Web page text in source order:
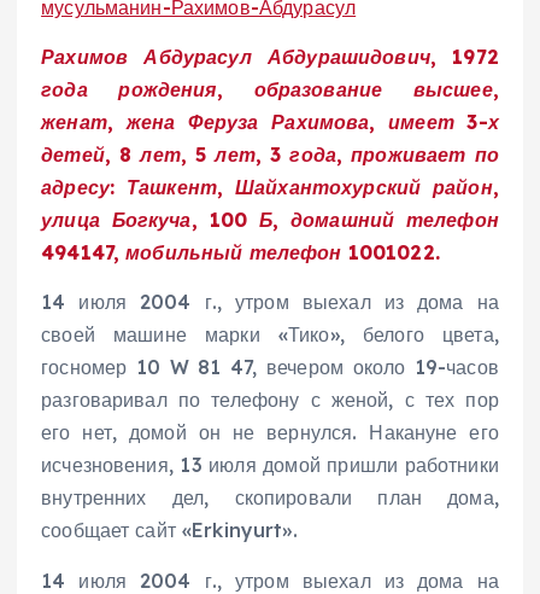
Рахимов Абдурасул Абдурашидович, 1972
года рождения, образование высшее,
женат, жена Феруза Рахимова, имеет 3-х
детей, 8 лет, 5 лет, 3 года, проживает по
адресу: Ташкент, Шайхантохурский район,
улица Богкуча, 100 Б, домашний телефон
494147, мобильный телефон 1001022.
14 июля 2004 г., утром выехал из дома на
своей машине марки «Тико», белого цвета,
госномер 10 W 81 47, вечером около 19-часов
разговаривал по телефону с женой, с тех пор
его нет, домой он не вернулся. Накануне его
исчезновения, 13 июля домой пришли работники
внутренних дел, скопировали план дома,
сообщает сайт «Erkinyurt».
14 июля 2004 г., утром выехал из дома на